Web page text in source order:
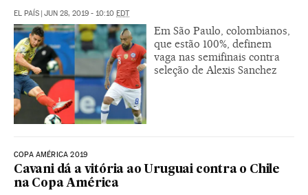
EL PAÍS | JUN 28, 2019 - 10:10 EDT
Em São Paulo, colombianos,
que estão 100%, definem
vaga nas semifinais contra
seleção de Alexis Sanchez
COPA AMÉRICA 2019
Cavani dá a vitória ao Uruguai contra o Chile
na Copa América